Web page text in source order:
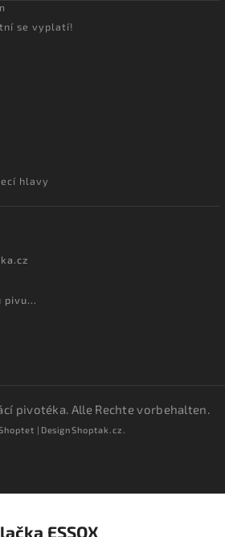
se vyplatí!
hlavy
pivu...
pivotéka. Alle Rechte vorbehalten.
| DesignShoptak.cz.
ESSOX